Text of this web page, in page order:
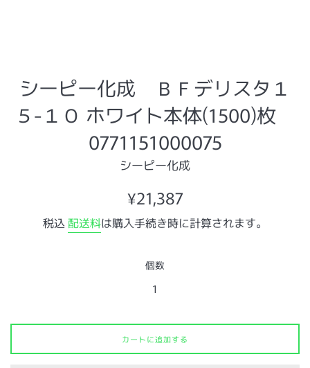
シーピー化成 ＢＦデリスタ１
５-１０ ホワイト本体(1500)枚
0771151000075
シーピー化成
通
価
¥21,387
税込 配送料は購入手続き時に計算されます。
個数
カートに追加する